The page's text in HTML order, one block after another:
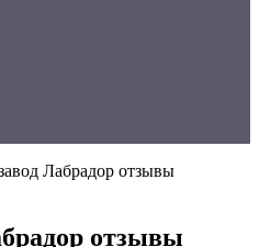
Лабрадор отзывы
отзывы